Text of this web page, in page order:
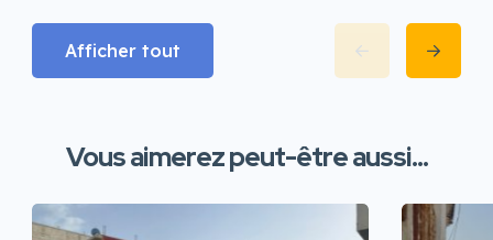
Afficher tout
Vous aimerez peut-être aussi...